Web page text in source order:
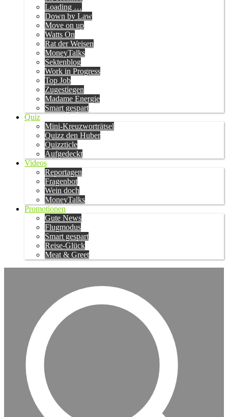
Loading …
Down by Law
Move on up
Watts On
Rat der Weisen
MoneyTalks
Sektenblog
Work in Progress
Top Job
Zugestiegen
Madame Energie
Smart gespart
Quiz
Mini-Kreuzworträtsel
Quizz den Huber
Quizzticle
Aufgedeckt
Videos
Reportagen
Fragenbot
Wein doch
MoneyTalks
Promotionen
Gute News
Flugmodus
Smart gespart
Reise-Glück
Meat & Greet